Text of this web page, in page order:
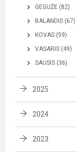
GEGUŽĖ (82)
BALANDIS (67)
KOVAS (59)
VASARIS (49)
SAUSIS (36)
2025
2024
2023